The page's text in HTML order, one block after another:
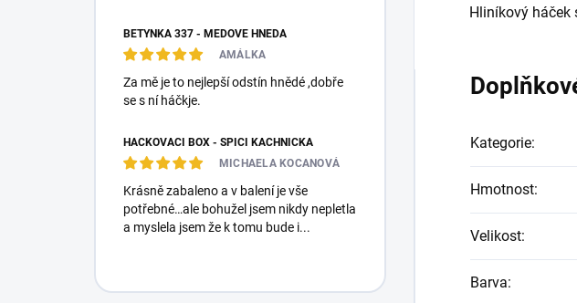
BETYNKA 337 - MEDOVĚ HNĚDÁ
AMÁLKA
Za mě je to nejlepší odstín hnědé ,dobře
se s ní háčkje.
HÁČKOVACÍ BOX - SPÍCÍ KACHNIČKA
MICHAELA KOCANOVÁ
Krásně zabaleno a v balení je vše
potřebné…ale bohužel jsem nikdy nepletla
a myslela jsem že k tomu bude i...
Hliníkový háček
Kategorie:
Hmotnost:
Velikost:
Barva: